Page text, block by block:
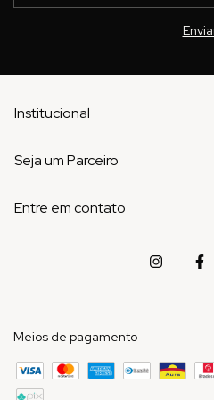
Institucional
Seja um Parceiro
Entre em contato
Meios de pagamento